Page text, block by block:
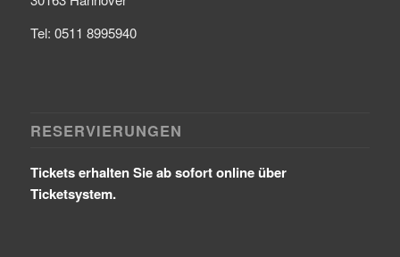
Tel: 0511 8995940
RESERVIERUNGEN
Tickets erhalten Sie ab sofort online über
Ticketsystem.